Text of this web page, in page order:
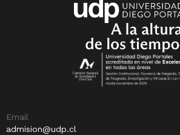
Email
admision@udp.cl